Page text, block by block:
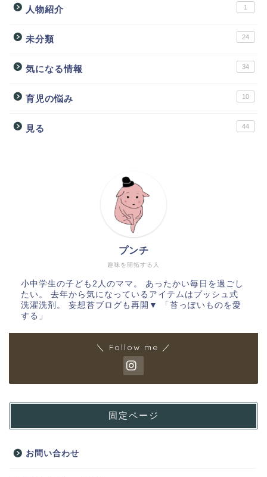
人物紹介 1
未分類 24
気になる情報 34
育児の悩み 10
見る 44
趣味を開拓する人
プンチ
小中学生の子ども2人のママ。 あったかい毎日を過ごし
たい。 去年から気になっているアイテムはプッシュ式
洗濯洗剤。 妄想苔ブログも再開▼ 「苔っぽいものを愛
する」
＼ Follow me ／
固定ページ
お問い合わせ